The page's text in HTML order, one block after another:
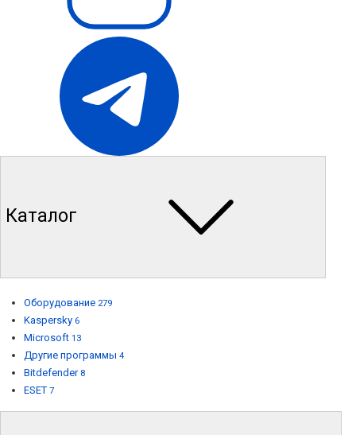
Каталог
Оборудование 279
Kaspersky 6
Microsoft 13
Другие программы 4
Bitdefender 8
ESET 7